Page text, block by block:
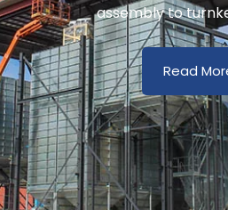
assembly to
Read